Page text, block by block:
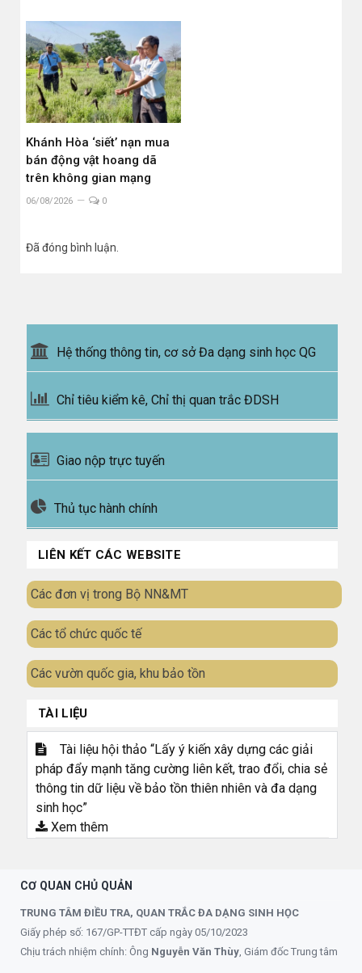
Khánh Hòa ‘siết’ nạn mua
bán động vật hoang dã
trên không gian mạng
06/08/2026 0
Đã đóng bình luận.
Hệ thống thông tin, cơ sở Đa dạng sinh học QG
Chỉ tiêu kiểm kê, Chỉ thị quan trắc ĐDSH
Giao nộp trực tuyến
Thủ tục hành chính
LIÊN KẾT CÁC WEBSITE
Các đơn vị trong Bộ NN&MT
Các tổ chức quốc tế
Các vườn quốc gia, khu bảo tồn
TÀI LIỆU
Tài liệu hội thảo “Lấy ý kiến xây dựng các giải
pháp đẩy mạnh tăng cường liên kết, trao đổi, chia sẻ
thông tin dữ liệu về bảo tồn thiên nhiên và đa dạng
sinh học”
Xem thêm
CƠ QUAN CHỦ QUẢN
TRUNG TÂM ĐIỀU TRA, QUAN TRẮC ĐA DẠNG SINH HỌC
Giấy phép số: 167/GP-TTĐT cấp ngày 05/10/2023
Chịu trách nhiệm chính: Ông Nguyễn Văn Thùy, Giám đốc Trung tâm